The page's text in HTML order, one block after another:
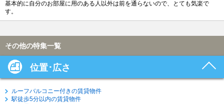
基本的に自分のお部屋に用のある人以外は前を通らないので、とても気楽で
す。
その他の特集一覧
位置･広さ
ルーフバルコニー付きの賃貸物件
駅徒歩5分以内の賃貸物件